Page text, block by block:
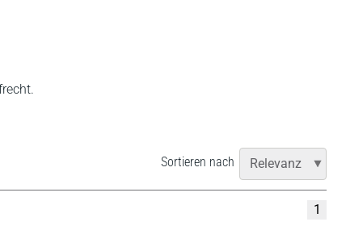
Sortieren nach
1